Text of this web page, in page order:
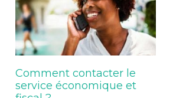
Comment contacter le
service économique et